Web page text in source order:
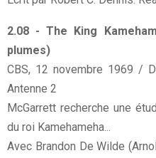
2.08 - The King
plumes)
CBS, 12 novembre 1969 /
Antenne 2
McGarrett recherche une
du roi Kamehameha...
Avec Brandon De Wilde